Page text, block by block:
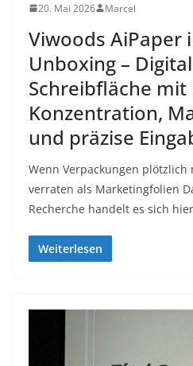
20. Mai 2026 Marcel
Viwoods AiPaper
Unboxing –
Schreibfläche mit
Konzentration,
und präzise
Wenn Verpackungen
verraten als Marketingfolien
Recherche handelt es sich
Weiterlesen